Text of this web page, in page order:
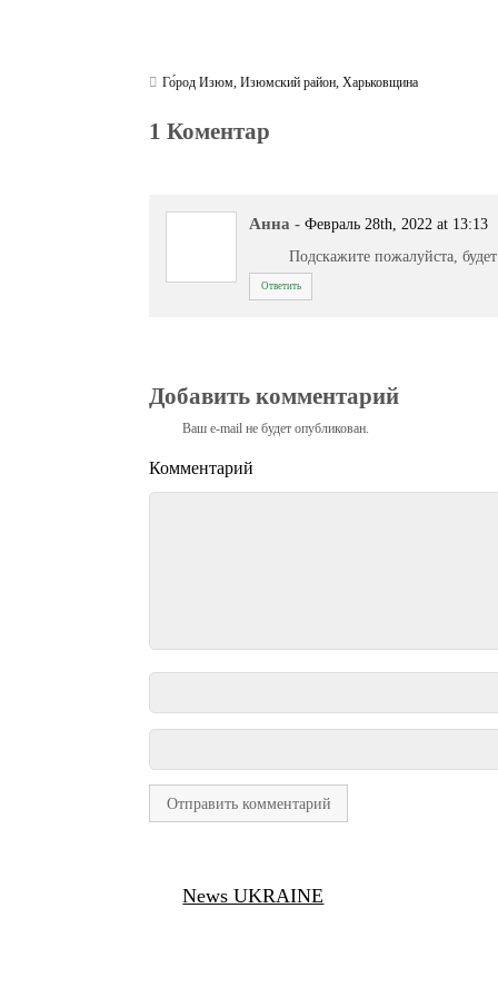
Го́род Изюм ,Изюмский район ,Харьковщина
1 Коментар
Анна - Февраль 28th, 2022 at 13:13
Подскажите пожалуйста,
Ответить
Добавить комментарий
Ваш e-mail не будет опубликован.
Комментарий
News UKRAINE